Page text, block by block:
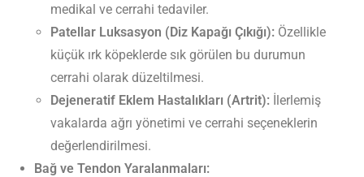
medikal ve cerrahi tedaviler.
Patellar Luksasyon (Diz Kapağı Çıkığı): Özellikle
küçük ırk köpeklerde sık görülen bu durumun
cerrahi olarak düzeltilmesi.
Dejeneratif Eklem Hastalıkları (Artrit): İlerlemiş
vakalarda ağrı yönetimi ve cerrahi seçeneklerin
değerlendirilmesi.
Bağ ve Tendon Yaralanmaları: